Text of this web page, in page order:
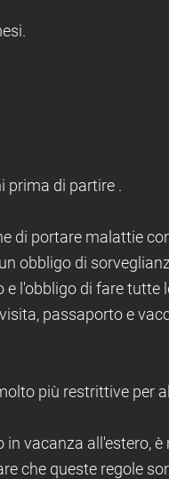
prima di partire .
di portare malattie
obbligo di
l'obbligo di fare tutte
passaporto e
più restrittive per
vacanza all'estero,
che queste regole